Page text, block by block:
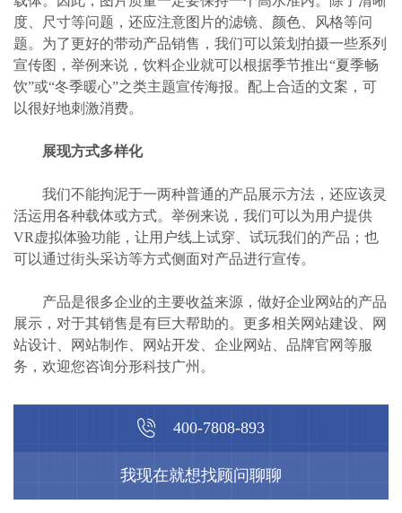
度、尺寸等问题，还应注意图片的滤镜、颜色、风格等问
题。为了更好的带动产品销售，我们可以策划拍摄一些系列
宣传图，举例来说，饮料企业就可以根据季节推出“夏季畅
饮”或“冬季暖心”之类主题宣传海报。配上合适的文案，可
以很好地刺激消费。
展现方式多样化
我们不能拘泥于一两种普通的产品展示方法，还应该灵
活运用各种载体或方式。举例来说，我们可以为用户提供
VR虚拟体验功能，让用户线上试穿、试玩我们的产品；也
可以通过街头采访等方式侧面对产品进行宣传。
产品是很多企业的主要收益来源，做好企业网站的产品
展示，对于其销售是有巨大帮助的。更多相关网站建设、网
站设计、网站制作、网站开发、企业网站、品牌官网等服
务，欢迎您咨询分形科技广州。
400-7808-893
我现在就想找顾问聊聊